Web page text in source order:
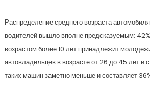
Распределение среднего возраста
водителей вышло вполне предсказуемым:
возрастом более 10 лет принадлежит
автовладельцев в возрасте от 26 до 45 лет и
таких машин заметно меньше и составляет